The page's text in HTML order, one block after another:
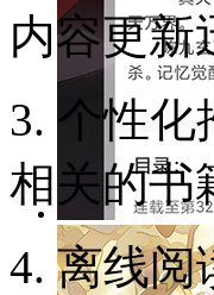
内容更新
3. 个性
相关的书
4. 离线阅